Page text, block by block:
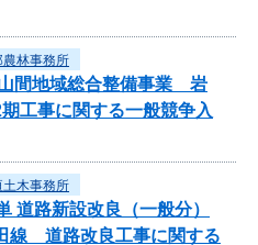
農林事務所
間地域総合整備事業 岩
工事に関する一般競争入
土木事務所
道路新設改良（一般分）
線 道路改良工事に関する